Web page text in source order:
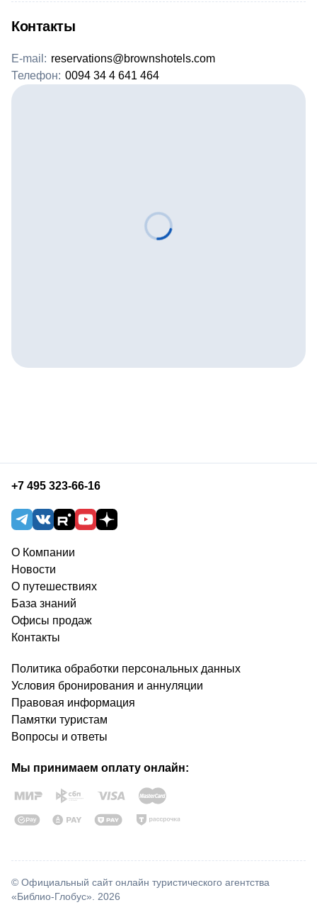
Контакты
E-mail: reservations@brownshotels.com
Телефон: 0094 34 4 641 464
+7 495 323-66-16
О Компании
Новости
О путешествиях
База знаний
Офисы продаж
Контакты
Политика обработки персональных данных
Условия бронирования и аннуляции
Правовая информация
Памятки туристам
Вопросы и ответы
Мы принимаем оплату онлайн:
© Официальный сайт онлайн туристического агентства
«Библио-Глобус». 2026